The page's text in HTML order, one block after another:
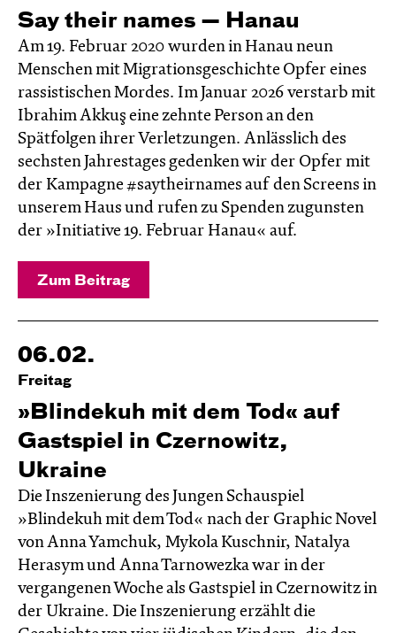
Say their names — Hanau
Am 19. Februar 2020 wurden in Hanau neun
Menschen mit Migrationsgeschichte Opfer eines
rassistischen Mordes. Im Januar 2026 verstarb mit
Ibrahim Akkuş eine zehnte Person an den
Spätfolgen ihrer Verletzungen. Anlässlich des
sechsten Jahrestages gedenken wir der Opfer mit
der Kampagne #saytheirnames auf den Screens in
unserem Haus und rufen zu Spenden zugunsten
der »Initiative 19. Februar Hanau« auf.
Zum Beitrag
06.02.
Freitag
»Blindekuh mit dem Tod« auf
Gastspiel in Czernowitz,
Ukraine
Die Inszenierung des Jungen Schauspiel
»Blindekuh mit dem Tod« nach der Graphic Novel
von Anna Yamchuk, Mykola Kuschnir, Natalya
Herasym und Anna Tarnowezka war in der
vergangenen Woche als Gastspiel in Czernowitz in
der Ukraine. Die Inszenierung erzählt die